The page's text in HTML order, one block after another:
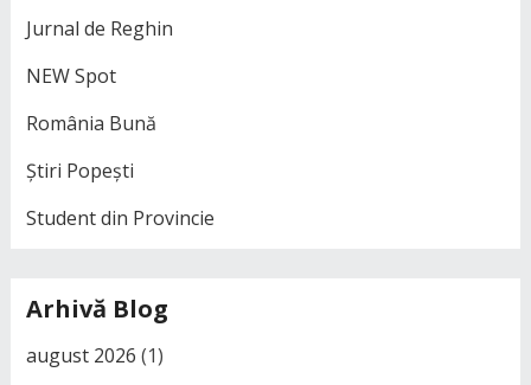
Jurnal de Reghin
NEW Spot
România Bună
Știri Popești
Student din Provincie
Arhivă Blog
august 2026 (1)